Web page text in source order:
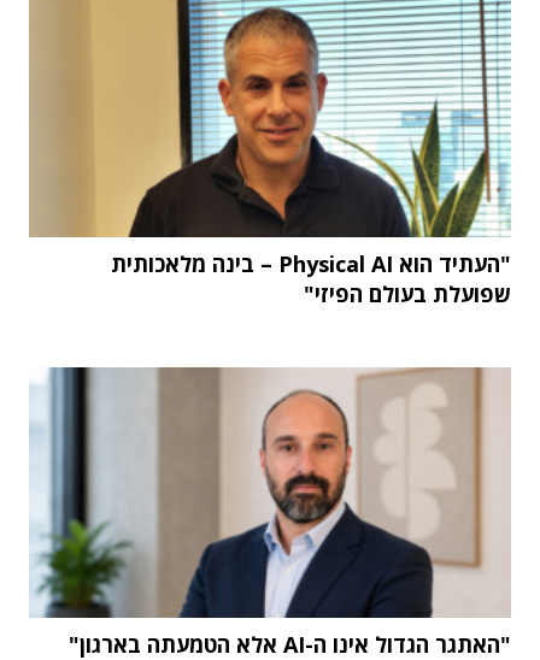
"העתיד הוא Physical AI – בינה מלאכותית
שפועלת בעולם הפיזי"
"האתגר הגדול אינו ה-AI אלא הטמעתה בארגון"